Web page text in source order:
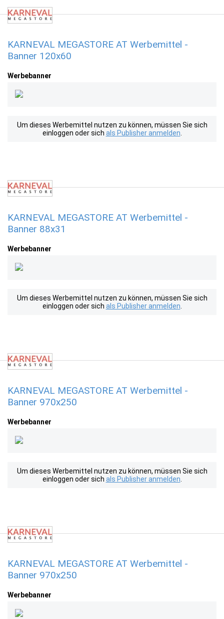
KARNEVAL MEGASTORE AT Werbemittel -
Banner 120x60
Werbebanner
Um dieses Werbemittel nutzen zu können, müssen Sie sich
einloggen oder sich als Publisher anmelden
KARNEVAL MEGASTORE AT Werbemittel -
Banner 88x31
Werbebanner
Um dieses Werbemittel nutzen zu können, müssen Sie sich
einloggen oder sich als Publisher anmelden
KARNEVAL MEGASTORE AT Werbemittel -
Banner 970x250
Werbebanner
Um dieses Werbemittel nutzen zu können, müssen Sie sich
einloggen oder sich als Publisher anmelden
KARNEVAL MEGASTORE AT Werbemittel -
Banner 970x250
Werbebanner